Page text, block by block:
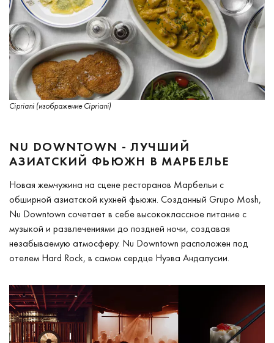
Cipriani (изображение Cipriani)
NU DOWNTOWN - ЛУЧШИЙ
АЗИАТСКИЙ ФЬЮЖН В МАРБЕЛЬЕ
Новая жемчужина на сцене ресторанов Марбельи с
обширной азиатской кухней фьюжн. Созданный Grupo Mosh,
Nu Downtown сочетает в себе высококлассное питание с
музыкой и развлечениями до поздней ночи, создавая
незабываемую атмосферу. Nu Downtown расположен под
отелем Hard Rock, в самом сердце Нуэва Андалусии.